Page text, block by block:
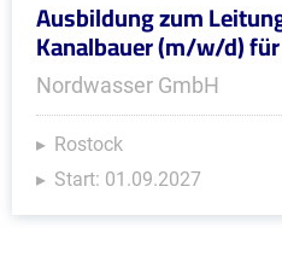
Ausbildung zum
Kanalbauer (m/w/d)
Nordwasser GmbH
Rostock
Start: 01.09.2027